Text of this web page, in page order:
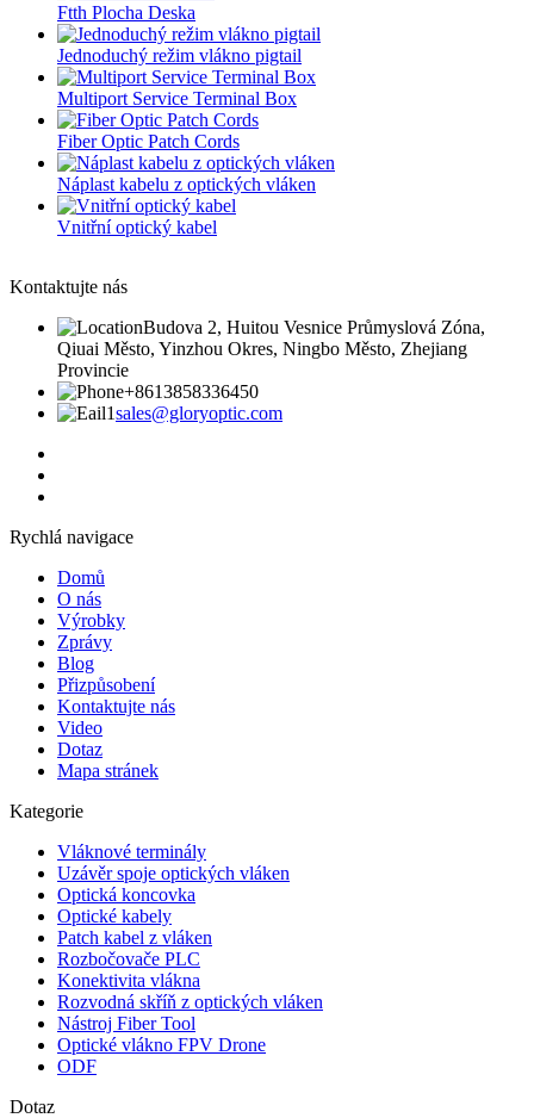
Ftth Plocha Deska
Jednoduchý režim vlákno pigtail
Multiport Service Terminal Box
Fiber Optic Patch Cords
Náplast kabelu z optických vláken
Vnitřní optický kabel
Kontaktujte nás
Budova 2, Huitou Vesnice Průmyslová Zóna,
Qiuai Město, Yinzhou Okres, Ningbo Město, Zhejiang
Provincie
+8613858336450
sales@gloryoptic.com
Rychlá navigace
Domů
O nás
Výrobky
Zprávy
Blog
Přizpůsobení
Kontaktujte nás
Video
Dotaz
Mapa stránek
Kategorie
Vláknové terminály
Uzávěr spoje optických vláken
Optická koncovka
Optické kabely
Patch kabel z vláken
Rozbočovače PLC
Konektivita vlákna
Rozvodná skříň z optických vláken
Nástroj Fiber Tool
Optické vlákno FPV Drone
ODF
Dotaz